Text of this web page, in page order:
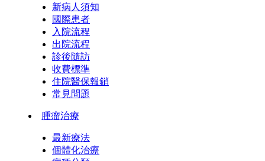
新病人須知
國際患者
入院流程
出院流程
診後隨訪
收費標準
住院醫保報銷
常見問題
腫瘤治療
最新療法
個體化治療